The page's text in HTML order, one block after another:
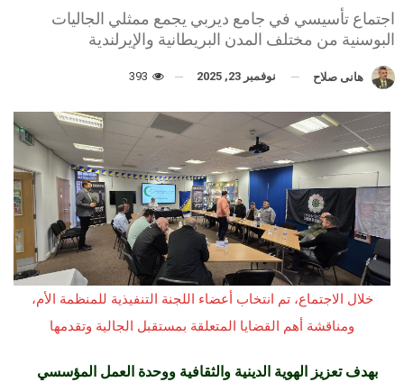
اجتماع تأسيسي في جامع ديربي يجمع ممثلي الجاليات
البوسنية من مختلف المدن البريطانية والإيرلندية
هانى صلاح نوفمبر 23, 2025
خلال الاجتماع، تم انتخاب أعضاء اللجنة التنفيذية للمنظمة الأم،
ومناقشة أهم القضايا المتعلقة بمستقبل الجالية وتقدمها
بهدف تعزيز الهوية الدينية والثقافية ووحدة العمل المؤسسي